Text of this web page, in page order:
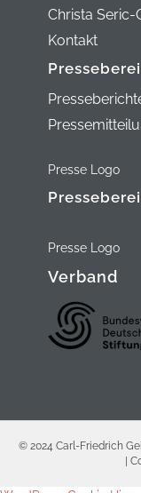
Christa Seric-
Kontakt
Presse Logo
Presse Logo
Verband
© 2024 Carl-Friedrich
|